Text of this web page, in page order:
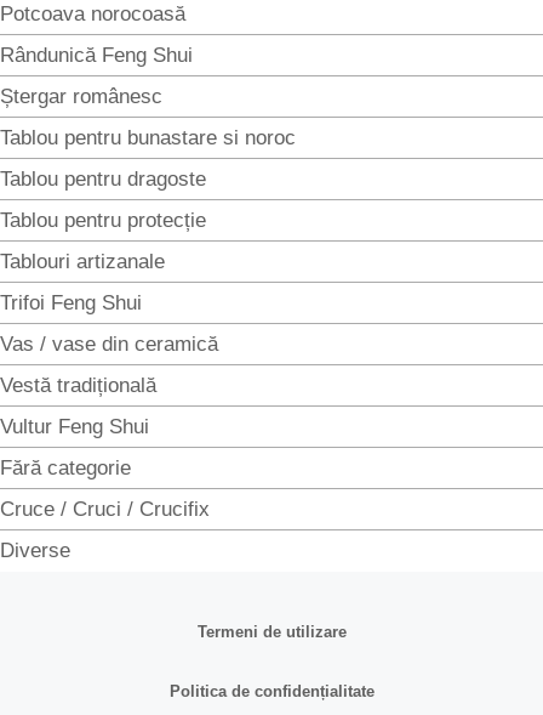
Potcoava norocoasă
Rândunică Feng Shui
Ștergar românesc
Tablou pentru bunastare si noroc
Tablou pentru dragoste
Tablou pentru protecție
Tablouri artizanale
Trifoi Feng Shui
Vas / vase din ceramică
Vestă tradițională
Vultur Feng Shui
Fără categorie
Cruce / Cruci / Crucifix
Diverse
Termeni de utilizare
Politica de confidențialitate